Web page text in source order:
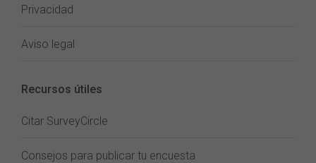
Privacidad
Aviso legal
Recursos útiles
Citar SurveyCircle
Consejos para publicar tu encuesta